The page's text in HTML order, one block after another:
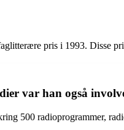
pris i 1993. Disse
var han også
500 radioprogrammer,